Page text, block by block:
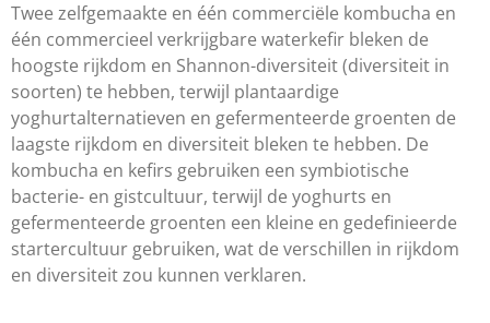
Twee zelfgemaakte en één commerciële kombucha en
één commercieel verkrijgbare waterkefir bleken de
hoogste rijkdom en Shannon-diversiteit (diversiteit in
soorten) te hebben, terwijl plantaardige
yoghurtalternatieven en gefermenteerde groenten de
laagste rijkdom en diversiteit bleken te hebben. De
kombucha en kefirs gebruiken een symbiotische
bacterie- en gistcultuur, terwijl de yoghurts en
gefermenteerde groenten een kleine en gedefinieerde
startercultuur gebruiken, wat de verschillen in rijkdom
en diversiteit zou kunnen verklaren.